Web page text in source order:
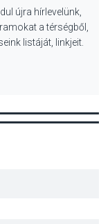
2026 AUG 05
újra hírlevelünk,
a térségből,
listáját, linkjeit.